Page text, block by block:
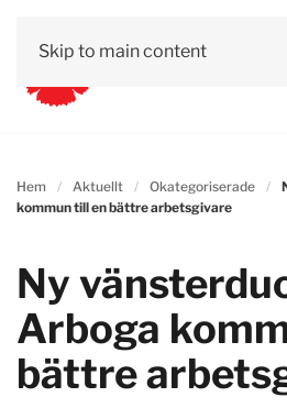
Skip to main content
Hem Aktuellt Okategoriserade
kommun till en bättre arbetsgivare
Ny
Arboga
bättre